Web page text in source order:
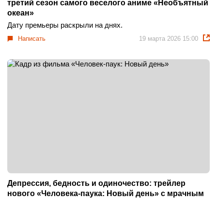
третий сезон самого веселого аниме «Необъятный
океан»
Дату премьеры раскрыли на днях.
Написать 19 марта 2026 15:00
Депрессия, бедность и одиночество: трейлер
нового «Человека-паука: Новый день» с мрачным